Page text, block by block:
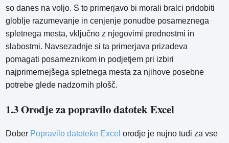
so danes na voljo. S to primerjavo bi morali bralci pridobiti
globlje razumevanje in cenjenje ponudbe posameznega
spletnega mesta, vključno z njegovimi prednostmi in
slabostmi. Navsezadnje si ta primerjava prizadeva
pomagati posameznikom in podjetjem pri izbiri
najprimernejšega spletnega mesta za njihove posebne
potrebe glede nadzornih plošč.
1.3 Orodje za popravilo datotek Excel
Dober Popravilo datoteke Excel orodje je nujno tudi za vse